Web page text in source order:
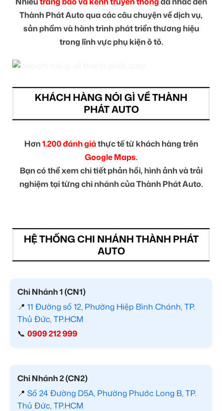
Thành Phát Auto qua các câu chuyện về dịch vụ,
sản phẩm và hành trình phát triển thương hiệu
trong lĩnh vực phụ kiện ô tô.
KHÁCH HÀNG NÓI GÌ VỀ THÀNH
PHÁT AUTO
Hơn1.200 đánh giáthực tế từ khách hàng trên
Google Maps.
Bạn có thể xem chi tiết phản hồi, hình ảnh và trải
nghiệm tại từng chi nhánh của Thành Phát Auto.
HỆ THỐNG CHI NHÁNH THÀNH PHÁT
AUTO
Chi Nhánh 1 (CN1)
📍 11 Đường số 12, Phường Hiệp Bình Chánh, TP.
Thủ Đức, TP.HCM
📞 0909 212 999
Chi Nhánh 2 (CN2)
📍 Số 24 Đường D5A, Phường Phước Long B, TP.
Thủ Đức, TP.HCM